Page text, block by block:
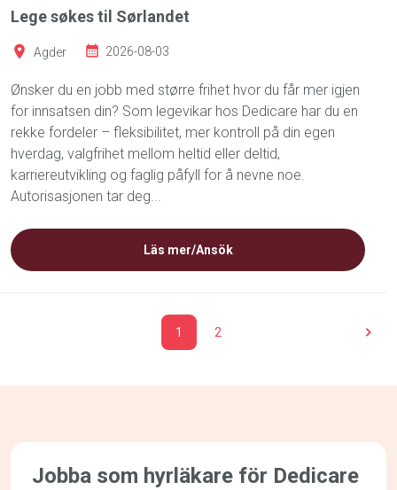
Lege søkes til Sørlandet
Agder 2026-08-03
Ønsker du en jobb med større frihet hvor du får mer igjen
for innsatsen din? Som legevikar hos Dedicare har du en
rekke fordeler – fleksibilitet, mer kontroll på din egen
hverdag, valgfrihet mellom heltid eller deltid,
karriereutvikling og faglig påfyll for å nevne noe.
Autorisasjonen tar deg...
Läs mer/Ansök
1 2
Jobba som hyrläkare för Dedicare